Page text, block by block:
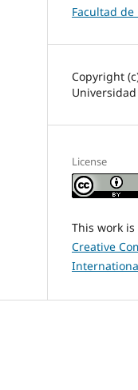
Facultad de
Copyright
License
This work
Creative